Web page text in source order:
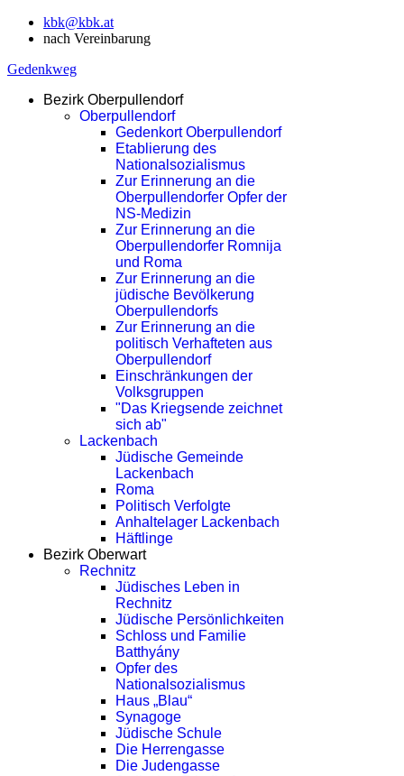
kbk@kbk.at
nach Vereinbarung
Gedenkweg
Bezirk Oberpullendorf
Oberpullendorf
Gedenkort Oberpullendorf
Etablierung des
Nationalsozialismus
Zur Erinnerung an die
Oberpullendorfer Opfer der
NS-Medizin
Zur Erinnerung an die
Oberpullendorfer Romnija
und Roma
Zur Erinnerung an die
jüdische Bevölkerung
Oberpullendorfs
Zur Erinnerung an die
politisch Verhafteten aus
Oberpullendorf
Einschränkungen der
Volksgruppen
"Das Kriegsende zeichnet
sich ab"
Lackenbach
Jüdische Gemeinde
Lackenbach
Roma
Politisch Verfolgte
Anhaltelager Lackenbach
Häftlinge
Bezirk Oberwart
Rechnitz
Jüdisches Leben in
Rechnitz
Jüdische Persönlichkeiten
Schloss und Familie
Batthyány
Opfer des
Nationalsozialismus
Haus „Blau“
Synagoge
Jüdische Schule
Die Herrengasse
Die Judengasse